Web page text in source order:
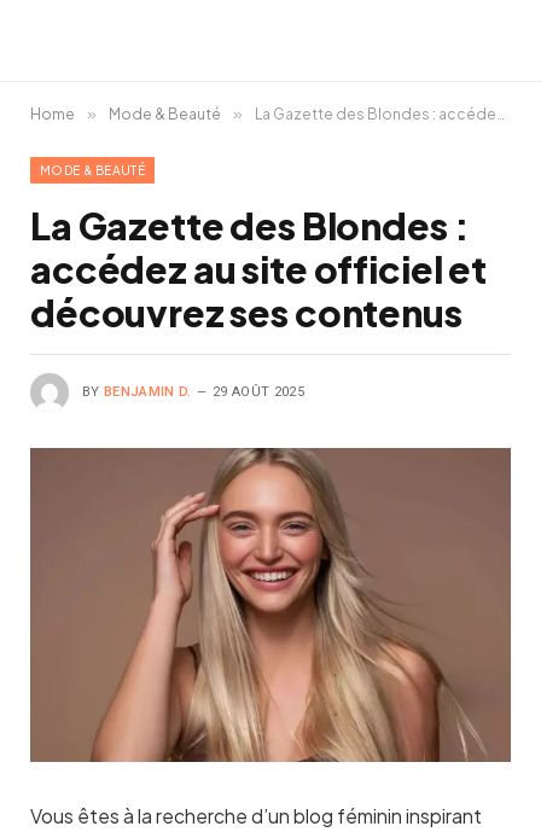
Home » Mode & Beauté » La Gazette des Blondes : accédez au site officiel et découvrez ses contenus
MODE & BEAUTÉ
La Gazette des Blondes :
accédez au site officiel et
découvrez ses contenus
BY BENJAMIN D. 29 AOÛT 2025
Vous êtes à la recherche d’un blog féminin inspirant